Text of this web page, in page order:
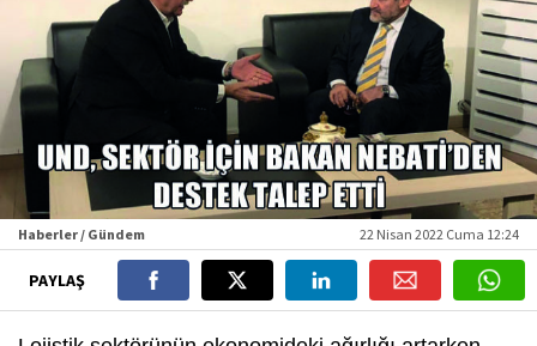
Haberler / Gündem 22 Nisan 2022 Cuma 12:24
PAYLAŞ